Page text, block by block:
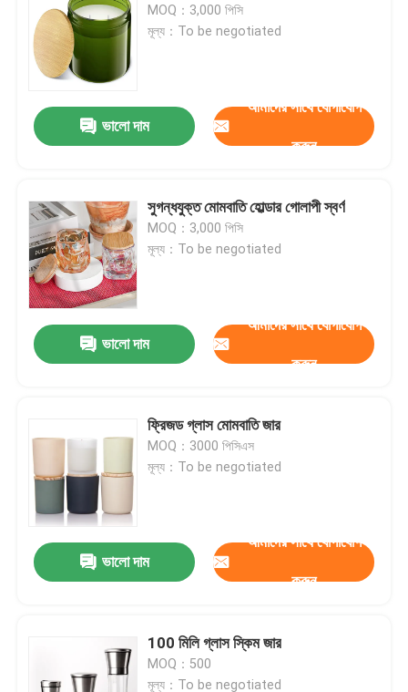
বাড়ি
আমাদের সম্পর্কে
MOQ：3,000 পিসি
মূল্য：To be negotiated
ভালো দাম
আমাদের সাথে যোগাযোগ
করুন
সুগন্ধযুক্ত মোমবাতি হোল্ডার গোলাপী স্বর্ণ
MOQ：3,000 পিসি
মূল্য：To be negotiated
ভালো দাম
আমাদের সাথে যোগাযোগ
করুন
ফ্রিজড গ্লাস মোমবাতি জার
MOQ：3000 পিসিএস
মূল্য：To be negotiated
ভালো দাম
আমাদের সাথে যোগাযোগ
করুন
100 মিলি গ্লাস স্কিম জার
MOQ：500
মূল্য：To be negotiated